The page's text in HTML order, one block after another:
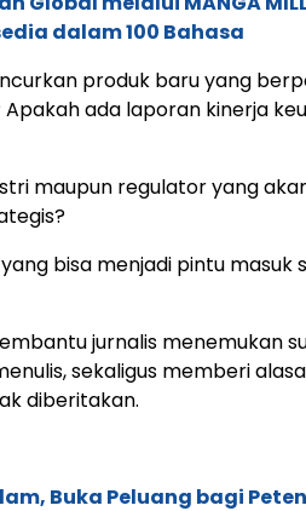
dalam 100 Bahasa
produk baru yang
ada laporan kinerja
maupun regulator yang
bisa menjadi pintu masuk
jurnalis menemukan
sekaligus memberi
diberitakan.
Buka Peluang bagi